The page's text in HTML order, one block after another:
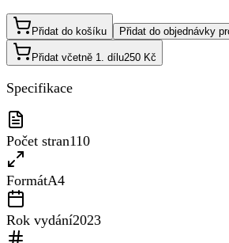
Přidat do košíku Přidat do objednávky
Přidat včetně 1. dílu250 Kč
Specifikace
Počet stran110
FormátA4
Rok vydání2023